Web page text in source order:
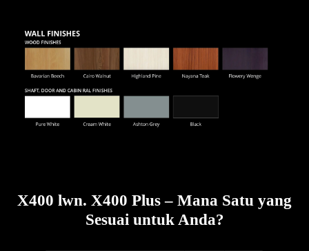
X400 lwn. X400 Plus – Mana Satu yang
Sesuai untuk Anda?